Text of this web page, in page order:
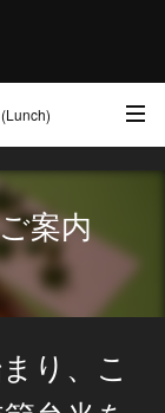
産 (Go to)
案内
り、こ